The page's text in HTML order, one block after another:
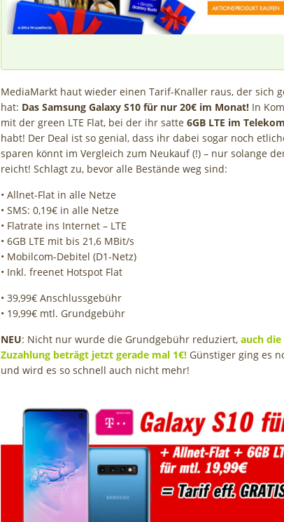
MediaMarkt haut wieder einen Tarif-Knaller raus, der sich
hat: Das Samsung Galaxy S10 für nur 20€ im Monat! In
mit der green LTE Flat, bei der ihr satte 6GB LTE im
habt! Der Deal ist so genial, dass ihr dabei sogar noch
sparen könnt im Vergleich zum Neukauf (!) – nur solange
reicht! Schlagt zu, bevor alle Bestände weg sind:
• Allnet-Flat in alle Netze
• SMS: 0,19€ in alle Netze
• Flatrate ins Internet – LTE
• 6GB LTE mit bis 21,6 MBit/s
• Mobilcom-Debitel (D1-Netz)
• Inkl. freenet Hotspot Flat
• 39,99€ Anschlussgebühr
• 19,99€ mtl. Grundgebühr
NEU: Nicht nur wurde die Grundgebühr reduziert, auch die
Zuzahlung beträgt jetzt gerade mal 1€! Günstiger ging es
und wird es so schnell auch nicht mehr!